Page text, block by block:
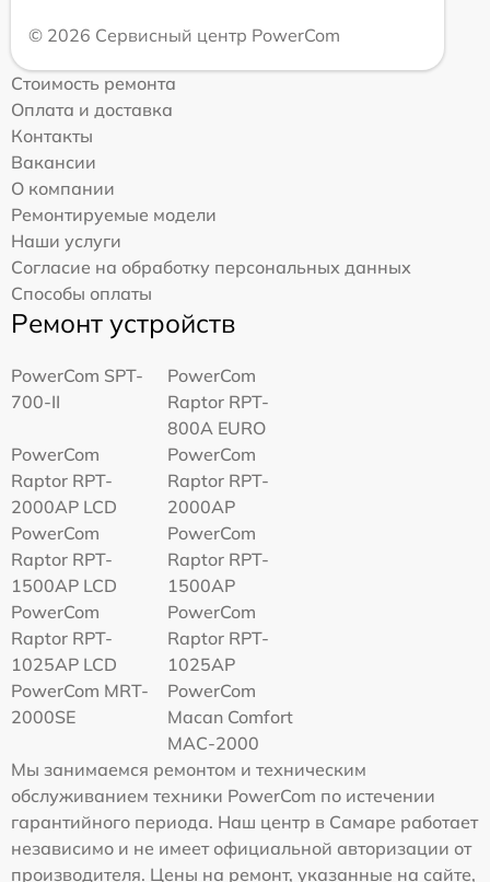
© 2026 Сервисный центр PowerCom
Стоимость ремонта
Оплата и доставка
Контакты
Вакансии
О компании
Ремонтируемые модели
Наши услуги
Согласие на обработку персональных данных
Способы оплаты
Ремонт устройств
PowerCom SPT-
700-II
PowerCom
Raptor RPT-
800A EURO
PowerCom
Raptor RPT-
2000AP LCD
PowerCom
Raptor RPT-
2000AP
PowerCom
Raptor RPT-
1500AP LCD
PowerCom
Raptor RPT-
1500AP
PowerCom
Raptor RPT-
1025AP LCD
PowerCom
Raptor RPT-
1025AP
PowerCom MRT-
2000SE
PowerCom
Macan Comfort
MAC-2000
Мы занимаемся ремонтом и техническим
обслуживанием техники PowerCom по истечении
гарантийного периода. Наш центр в Самаре работает
независимо и не имеет официальной авторизации от
производителя. Цены на ремонт, указанные на сайте,